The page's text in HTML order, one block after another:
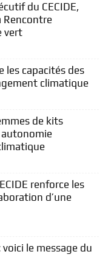
du CECIDE,
Rencontre
vert
les capacités des
climatique
de kits
renforce les
d’une
le message du